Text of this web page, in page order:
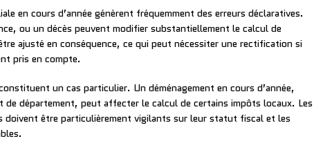
en cours d’année génèrent fréquemment des erreurs déclaratives.
ou un décès peuvent modifier substantiellement le calcul de
ajusté en conséquence, ce qui peut nécessiter une rectification si
pris en compte.
un cas particulier. Un déménagement en cours d’année,
de département, peut affecter le calcul de certains impôts locaux. Les
doivent être particulièrement vigilants sur leur statut fiscal et les